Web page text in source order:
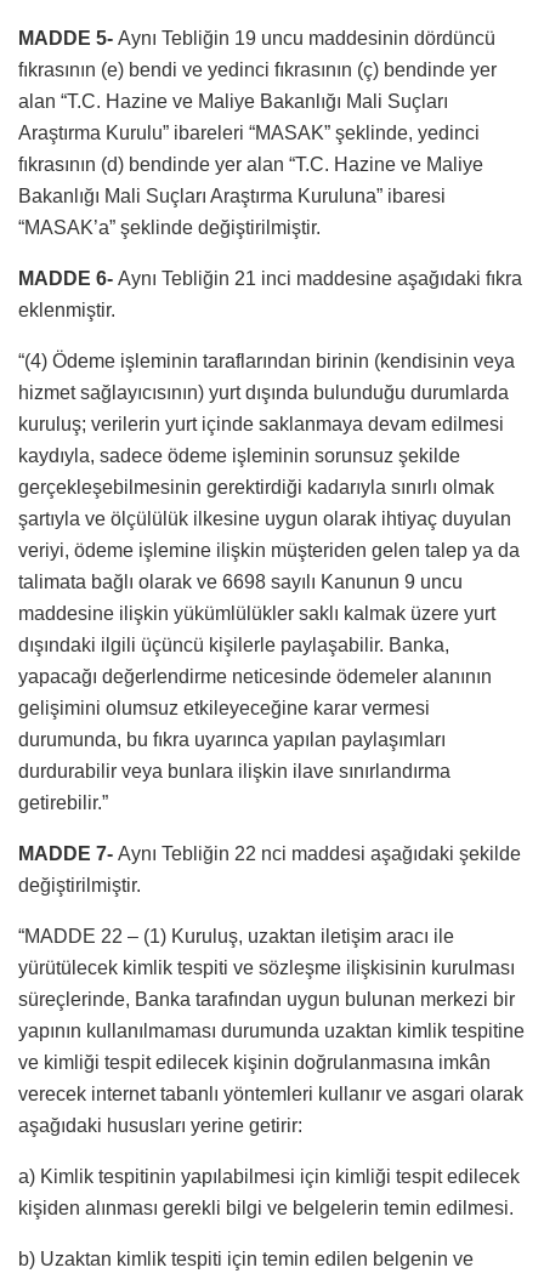
MADDE 5- Aynı Tebliğin 19 uncu maddesinin dördüncü
fıkrasının (e) bendi ve yedinci fıkrasının (ç) bendinde yer
alan “T.C. Hazine ve Maliye Bakanlığı Mali Suçları
Araştırma Kurulu” ibareleri “MASAK” şeklinde, yedinci
fıkrasının (d) bendinde yer alan “T.C. Hazine ve Maliye
Bakanlığı Mali Suçları Araştırma Kuruluna” ibaresi
“MASAK’a” şeklinde değiştirilmiştir.
MADDE 6- Aynı Tebliğin 21 inci maddesine aşağıdaki fıkra
eklenmiştir.
“(4) Ödeme işleminin taraflarından birinin (kendisinin veya
hizmet sağlayıcısının) yurt dışında bulunduğu durumlarda
kuruluş; verilerin yurt içinde saklanmaya devam edilmesi
kaydıyla, sadece ödeme işleminin sorunsuz şekilde
gerçekleşebilmesinin gerektirdiği kadarıyla sınırlı olmak
şartıyla ve ölçülülük ilkesine uygun olarak ihtiyaç duyulan
veriyi, ödeme işlemine ilişkin müşteriden gelen talep ya da
talimata bağlı olarak ve 6698 sayılı Kanunun 9 uncu
maddesine ilişkin yükümlülükler saklı kalmak üzere yurt
dışındaki ilgili üçüncü kişilerle paylaşabilir. Banka,
yapacağı değerlendirme neticesinde ödemeler alanının
gelişimini olumsuz etkileyeceğine karar vermesi
durumunda, bu fıkra uyarınca yapılan paylaşımları
durdurabilir veya bunlara ilişkin ilave sınırlandırma
getirebilir.”
MADDE 7- Aynı Tebliğin 22 nci maddesi aşağıdaki şekilde
değiştirilmiştir.
“MADDE 22 – (1) Kuruluş, uzaktan iletişim aracı ile
yürütülecek kimlik tespiti ve sözleşme ilişkisinin kurulması
süreçlerinde, Banka tarafından uygun bulunan merkezi bir
yapının kullanılmaması durumunda uzaktan kimlik tespitine
ve kimliği tespit edilecek kişinin doğrulanmasına imkân
verecek internet tabanlı yöntemleri kullanır ve asgari olarak
aşağıdaki hususları yerine getirir:
a) Kimlik tespitinin yapılabilmesi için kimliği tespit edilecek
kişiden alınması gerekli bilgi ve belgelerin temin edilmesi.
b) Uzaktan kimlik tespiti için temin edilen belgenin ve